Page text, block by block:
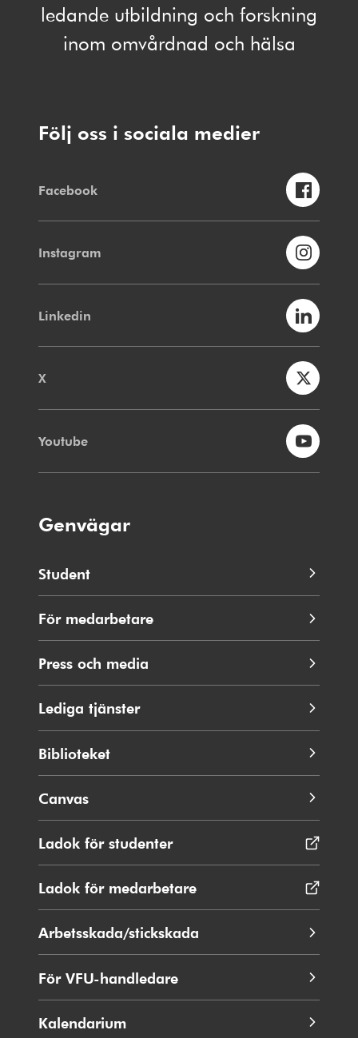
ledande utbildning och forskning
inom omvårdnad och hälsa
Följ oss i sociala medier
Facebook
Instagram
Linkedin
X
Youtube
Genvägar
Student
För medarbetare
Press och media
Lediga tjänster
Biblioteket
Canvas
Ladok för studenterÖppnas
i
fönster
Ladok för medarbetare
i
fönster
Arbetsskada/stickskada
För VFU-handledare
Kalendarium